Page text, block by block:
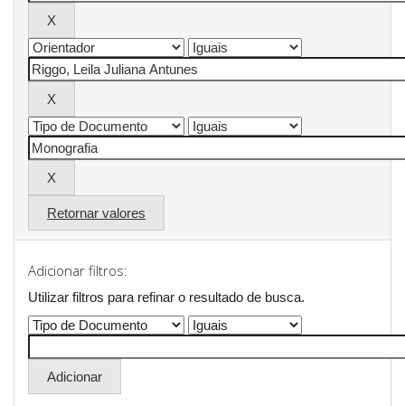
Retornar valores
Adicionar filtros:
Utilizar filtros para refinar o resultado de busca.